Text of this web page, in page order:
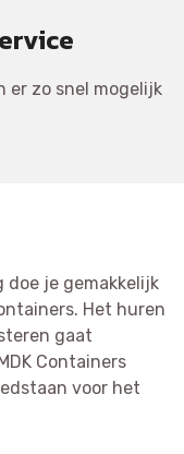
er zo snel mogelijk
je gemakkelijk
Het huren
gaat
Containers
voor het